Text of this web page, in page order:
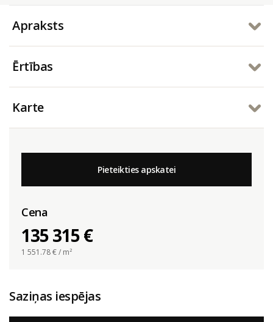
Apraksts
Ērtības
Karte
Pieteikties apskatei
Cena
135 315 €
1 551.78€ / m²
Saziņas iespējas